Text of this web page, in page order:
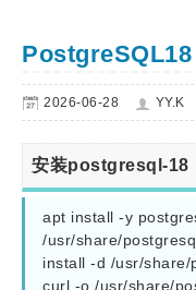
PostgreSQL18
2026-06-28 YY.K
安装postgresql-18
apt install -y
/usr/share/
install -d /usr/share/
curl -o /usr/share/